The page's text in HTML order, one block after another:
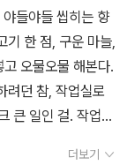
한계를 인정하지
그리고 타인의 한
계를 아는 것이야
로 #스피노자 #중
#브람스를좋아하
에서 방법론적 회
정신적 자아를 찾아
또 다른 근원적 토
전한 존재가 아니
른 것에도 의존하지
적,자연적 보조수
가여운 상태로 방치
들의 세계를소유할
정말 복덩이로 굴
웅거리지나 않을
는 모래 위에 기둥
안타깝다. 정작 몇
읽으려는 사람, 보
을 변주하길 바라본
능성과 양식들을
완전하다. 뒷부분과
날개접힘만 남고,
지만 <의지, 책임,
어설픈 소개보다는
수정하여 정리해둔
들야들 씹히는 향
기 한 점, 구운 마늘,
오물오물 해본다.
려던 참, 작업실로
큰 일인 걸. 작업실
더보기